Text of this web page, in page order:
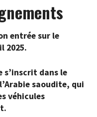
entrée sur le
2025.
s’inscrit dans le
saoudite, qui
véhicules